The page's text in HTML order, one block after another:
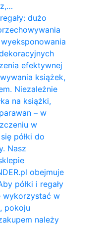
dużo
efektywnej
książek,
Niezależnie
na książki,
– w
w
półki do
Nasz
obejmuje
półki i regały
wykorzystać w
pokoju
należy